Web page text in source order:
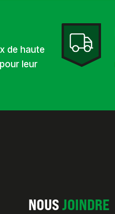
de haute
leur
NOUSJOINDRE